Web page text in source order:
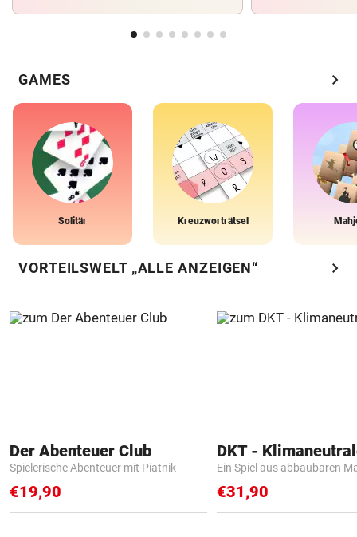
GAMES chevron_right
Solitär Kreuzworträtsel
VORTEILSWELT „ALLE ANZEIGEN“ chevron_right
Der Abenteuer Club
Spielerische Abenteuer mit Piatnik
€19,90
Ein Spiel aus abbaubaren
€31,90